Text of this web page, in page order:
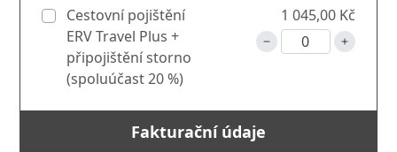
Cestovní pojištění
ERV Travel Plus +
připojištění storno
(spoluúčast 20 %)
1 045,00 Kč
Fakturační údaje